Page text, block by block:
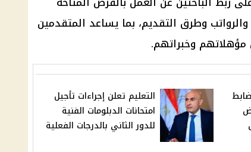
وطرق التقديم، بما يساعد المتقدمين
مؤهلاتهم وخبراتهم.
التعليم تعلن إجراءات تأجيل
امتحانات الدبلومات الفنية
للدور الثاني بالدرجات الفعلية